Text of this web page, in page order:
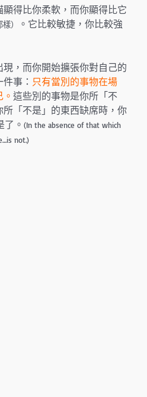
得比你柔軟，而你顯得比它
）
。它比較敏捷，你比較強
，而你開始擴張你對自己的
事： 只有當別的事物在場
這些別的事物是你所「不
「不是」的東西缺席時，你
了。 (In the absence of that which
not.)